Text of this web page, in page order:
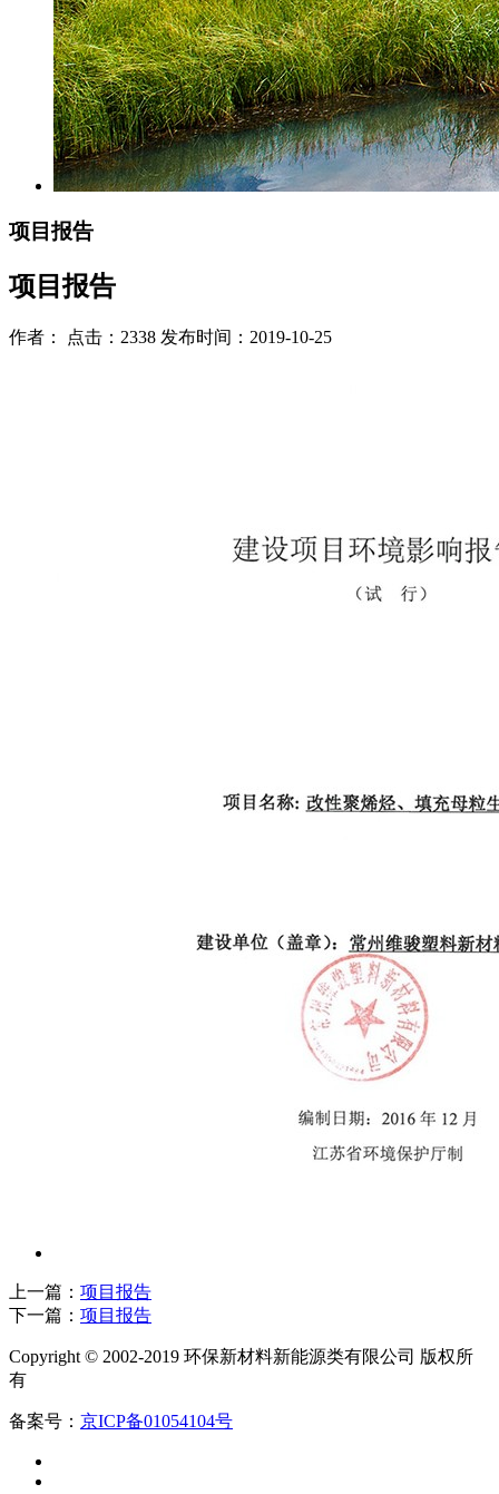
项目报告
项目报告
作者： 点击：2338 发布时间：2019-10-25
上一篇： 项目报告
下一篇： 项目报告
Copyright © 2002-2019 环保新材料新能源类有限公司 版权所
有
备案号： 京ICP备01054104号